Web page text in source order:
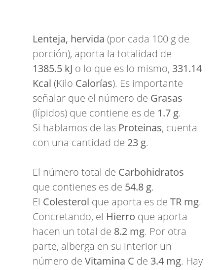
Lenteja, hervida (por cada 100 g de
porción), aporta la totalidad de
1385.5 kJ o lo que es lo mismo, 331.14
Kcal (Kilo Calorías). Es importante
señalar que el número de Grasas
(lípidos) que contiene es de 1.7 g.
Si hablamos de las Proteinas, cuenta
con una cantidad de 23 g.
El número total de Carbohidratos
que contienes es de 54.8 g.
El Colesterol que aporta es de TR mg.
Concretando, el Hierro que aporta
hacen un total de 8.2 mg. Por otra
parte, alberga en su interior un
número de Vitamina C de 3.4 mg. Hay